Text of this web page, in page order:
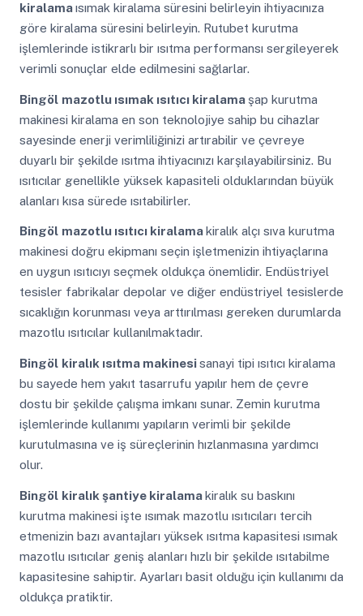
kiralamaısımak kiralama süresini belirleyin ihtiyacınıza
göre kiralama süresini belirleyin. Rutubet kurutma
işlemlerinde istikrarlı bir ısıtma performansı sergileyerek
verimli sonuçlar elde edilmesini sağlarlar.
Bingöl mazotlu ısımak ısıtıcı kiralama şap kurutma
makinesi kiralama en son teknolojiye sahip bu cihazlar
sayesinde enerji verimliliğinizi artırabilir ve çevreye
duyarlı bir şekilde ısıtma ihtiyacınızı karşılayabilirsiniz. Bu
ısıtıcılar genellikle yüksek kapasiteli olduklarından büyük
alanları kısa sürede ısıtabilirler.
Bingöl mazotlu ısıtıcı kiralamakiralık alçı sıva kurutma
makinesi doğru ekipmanı seçin işletmenizin ihtiyaçlarına
en uygun ısıtıcıyı seçmek oldukça önemlidir. Endüstriyel
tesisler fabrikalar depolar ve diğer endüstriyel tesislerde
sıcaklığın korunması veya arttırılması gereken durumlarda
mazotlu ısıtıcılar kullanılmaktadır.
Bingöl kiralık ısıtma makinesisanayi tipi ısıtıcı kiralama
bu sayede hem yakıt tasarrufu yapılır hem de çevre
dostu bir şekilde çalışma imkanı sunar. Zemin kurutma
işlemlerinde kullanımı yapıların verimli bir şekilde
kurutulmasına ve iş süreçlerinin hızlanmasına yardımcı
olur.
Bingöl kiralık şantiye kiralamakiralık su baskını
kurutma makinesi işte ısımak mazotlu ısıtıcıları tercih
etmenizin bazı avantajları yüksek ısıtma kapasitesi ısımak
mazotlu ısıtıcılar geniş alanları hızlı bir şekilde ısıtabilme
kapasitesine sahiptir. Ayarları basit olduğu için kullanımı da
oldukça pratiktir.